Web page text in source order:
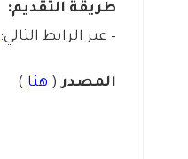
طريقة التقديم:
– عبر الرابط التالي:
المصدر(هنا )